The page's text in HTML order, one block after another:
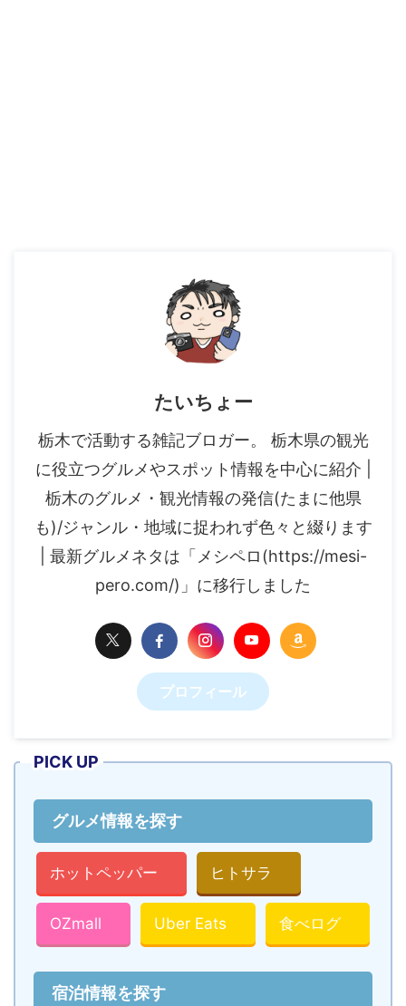
たいちょー
栃木で活動する雑記ブロガー。 栃木県の観光
に役立つグルメやスポット情報を中心に紹介 |
栃木のグルメ・観光情報の発信(たまに他県
も)/ジャンル・地域に捉われず色々と綴ります
| 最新グルメネタは「メシペロ(https://mesi-
pero.com/)」に移行しました
プロフィール
PICK UP
グルメ情報を探す
ホットペッパー ヒトサラ
OZmall Uber Eats 食べログ
宿泊情報を探す